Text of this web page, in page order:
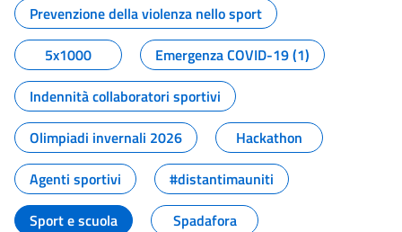
Tutti i contenuti della pagina
Prevenzione della violenza nello sport
5x1000
Emergenza COVID-19 (1)
Indennità collaboratori sportivi
Olimpiadi invernali 2026
Hackathon
Agenti sportivi
#distantimauniti
Sport e scuola
Spadafora